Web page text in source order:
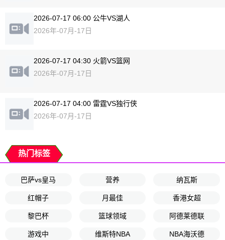
2026-07-17 06:00 公牛VS湖人
2026年-07月-17日
2026-07-17 04:30 火箭VS篮网
2026年-07月-17日
2026-07-17 04:00 雷霆VS独行侠
2026年-07月-17日
热门标签
巴萨vs皇马 营养 纳瓦斯
红帽子 月最佳 香港女超
黎巴杯 篮球领域 阿德莱德联
游戏中 维斯特NBA NBA海沃德